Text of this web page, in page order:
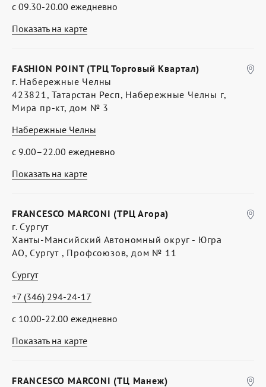
Показать на карте
с 09.30-20.00 ежедневно
Показать на карте
FASHION POINT (ТРЦ Торговый Квартал)
г. Набережные Челны
423821, Татарстан Респ, Набережные Челны г,
Мира пр-кт, дом № 3
Набережные Челны
с 9.00–22.00 ежедневно
Показать на карте
FRANCESCO MARCONI (ТРЦ Агора)
г. Сургут
Ханты-Мансийский Автономный округ - Югра
АО, Сургут , Профсоюзов, дом № 11
Сургут
с 10.00-22.00 ежедневно
+7 (346) 294-24-17
FRANCESCO MARCONI (ТЦ Манеж)